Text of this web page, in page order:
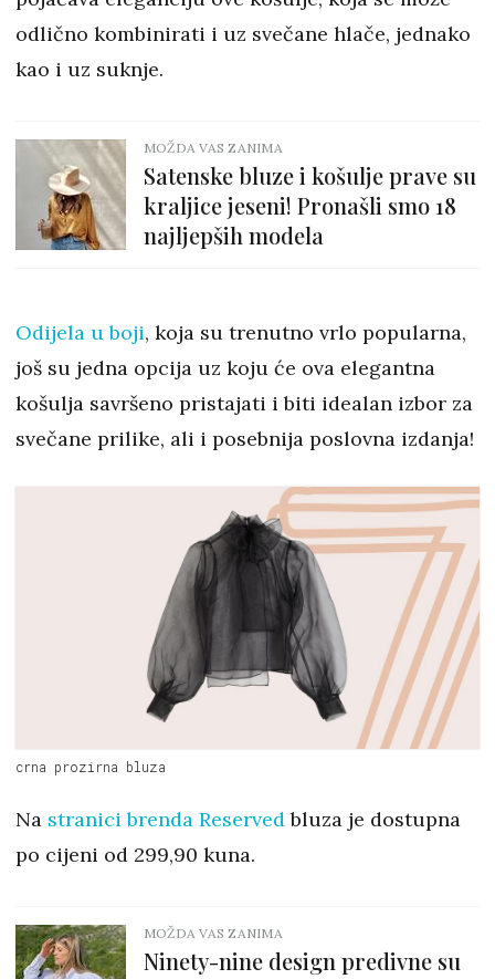
odlično kombinirati i uz svečane hlače, jednako
kao i uz suknje.
MOŽDA VAS ZANIMA
Satenske bluze i košulje prave su
kraljice jeseni! Pronašli smo 18
najljepših modela
Odijela u boji, koja su trenutno vrlo popularna,
još su jedna opcija uz koju će ova elegantna
košulja savršeno pristajati i biti idealan izbor za
svečane prilike, ali i posebnija poslovna izdanja!
crna prozirna bluza
Na stranici brenda Reservedbluza je dostupna
po cijeni od 299,90 kuna.
MOŽDA VAS ZANIMA
Ninety-nine design predivne su